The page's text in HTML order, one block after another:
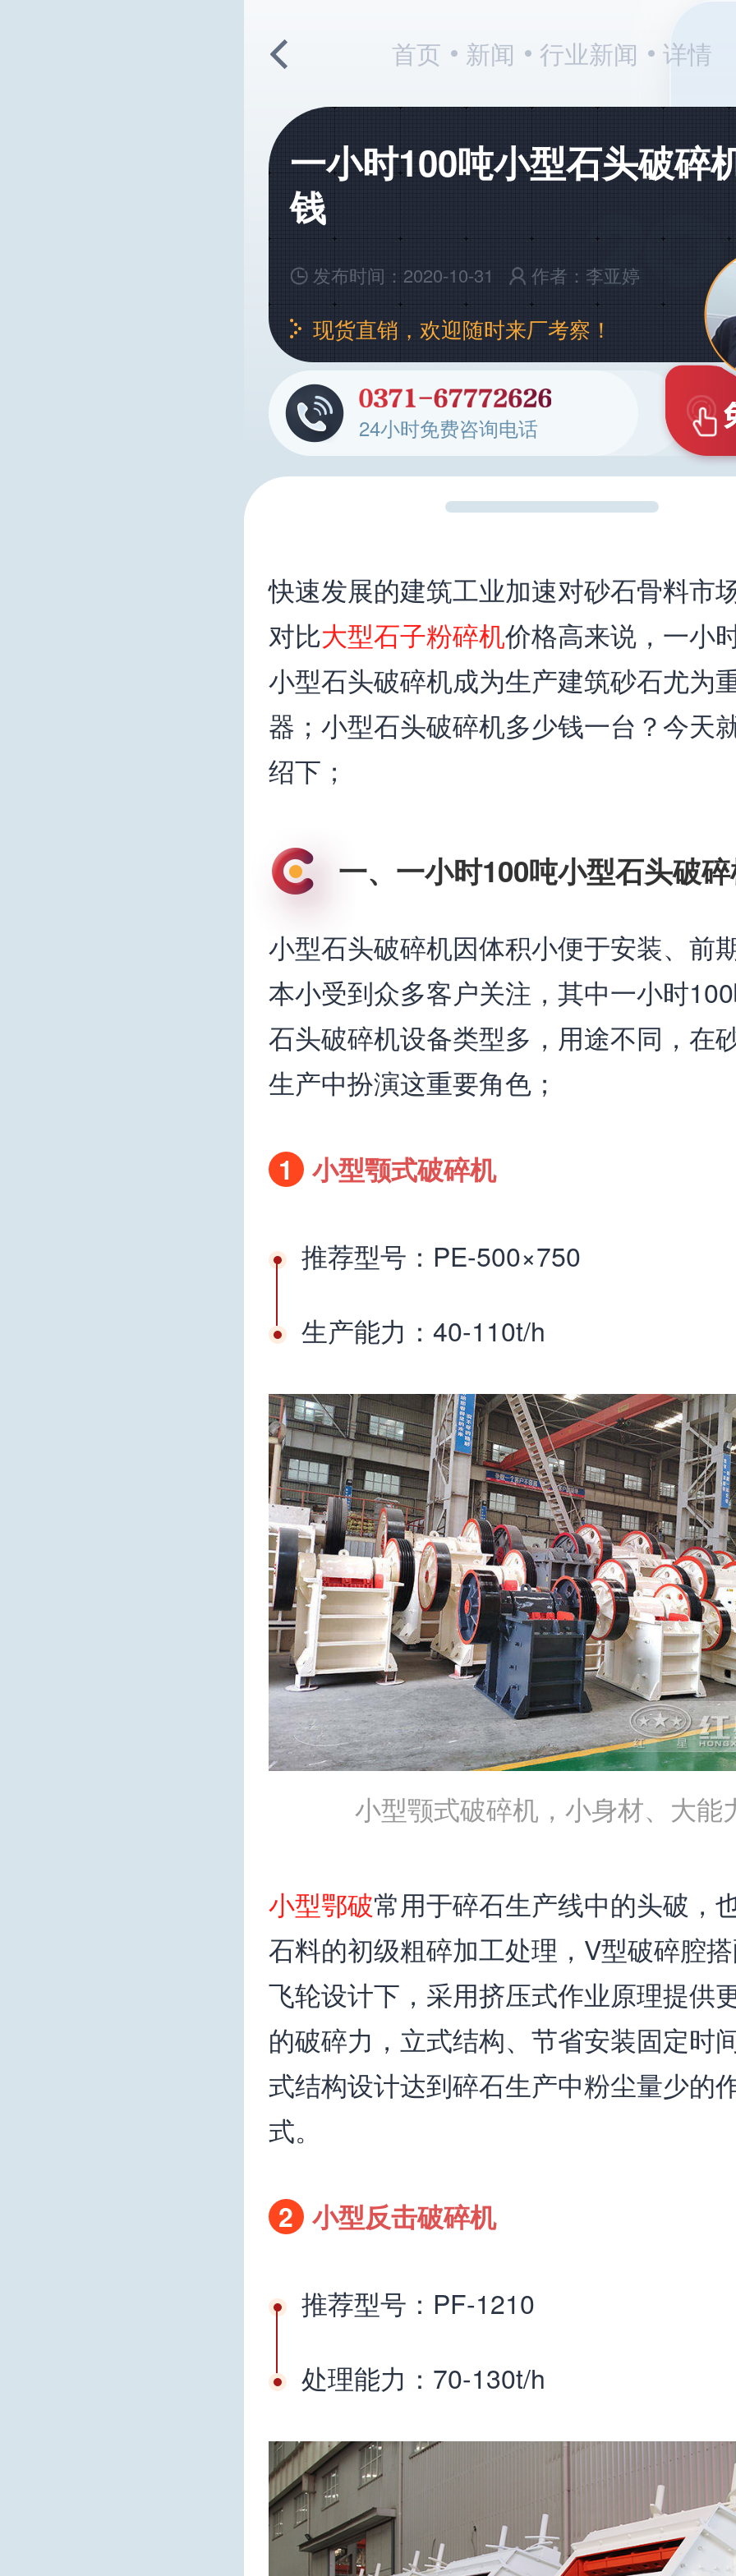
首页 新闻 行业新闻 详情
一小时100吨小型石头破碎
钱
发布时间：2020-10-31 作者：李亚婷
现货直销，欢迎随时来厂考察！
24小时免费咨询电话
快速发展的建筑工业加速对砂石骨料市
对比大型石子粉碎机价格高来说，一小
小型石头破碎机成为生产建筑砂石尤为
器；小型石头破碎机多少钱一台？今天
绍下；
一、一小时100吨小型石头破
小型石头破碎机因体积小便于安装、前
本小受到众多客户关注，其中一小时
石头破碎机设备类型多，用途不同，在
生产中扮演这重要角色；
1 小型颚式破碎机
推荐型号：PE-500×750
生产能力：40-110t/h
小型颚式破碎机，小身材、大能
小型鄂破常用于碎石生产线中的头破，
石料的初级粗碎加工处理，V型破碎腔
飞轮设计下，采用挤压式作业原理提供
的破碎力，立式结构、节省安装固定时
式结构设计达到碎石生产中粉尘量少的
式。
2 小型反击破碎机
推荐型号：PF-1210
处理能力：70-130t/h